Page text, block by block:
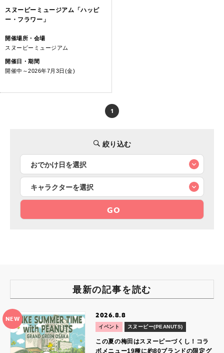
スヌーピーミュージアム「ハッピ
ー・フラワー」
開催場所・会場
スヌーピーミュージアム
開催日・期間
開催中～2026年7月3日(金)
1
絞り込む
GO
最新の記事を読む
NEW 2026.8.8
イベント スヌーピー(PEANUTS)
この夏の梅田はスヌーピーづくし！コラ
ボメニュー19種に約80ブランドの限定グ